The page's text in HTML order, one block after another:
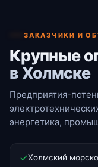
ЗАКАЗЧИКИ И
Крупные
в Холмске
Предприятия-
энергетика,
Холмский